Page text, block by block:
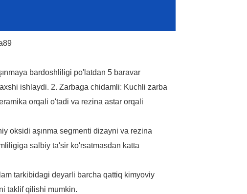
bardoshliligi po'latdan 5 baravar
ishlaydi. 2. Zarbaga chidamli: Kuchli zarba
orqali o'tadi va rezina astar orqali
oksidi aşınma segmenti dizayni va rezina
salbiy ta'sir ko'rsatmasdan katta
tarkibidagi deyarli barcha qattiq kimyoviy
taklif qilishi mumkin.